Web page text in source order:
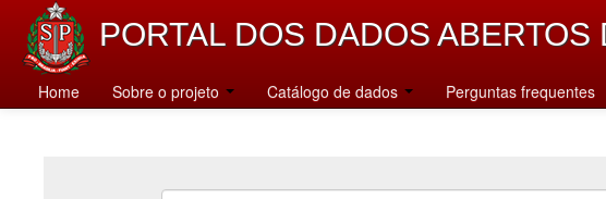
PORTAL DOS DADOS ABERTOS
Home Sobre o projeto Catálogo de dados Perguntas frequentes